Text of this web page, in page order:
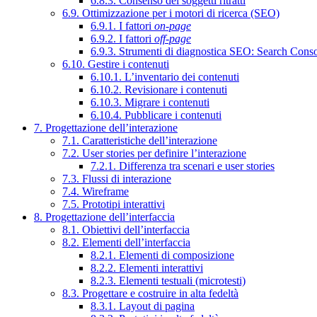
6.9. Ottimizzazione per i motori di ricerca (SEO)
6.9.1. I fattori on-page
6.9.2. I fattori off-page
6.9.3. Strumenti di diagnostica SEO: Search
6.10. Gestire i contenuti
6.10.1. L’inventario dei contenuti
6.10.2. Revisionare i contenuti
6.10.3. Migrare i contenuti
6.10.4. Pubblicare i contenuti
7. Progettazione dell’interazione
7.1. Caratteristiche dell’interazione
7.2. User stories per definire l’interazione
7.2.1. Differenza tra scenari e user stories
7.3. Flussi di interazione
7.4. Wireframe
7.5. Prototipi interattivi
8. Progettazione dell’interfaccia
8.1. Obiettivi dell’interfaccia
8.2. Elementi dell’interfaccia
8.2.1. Elementi di composizione
8.2.2. Elementi interattivi
8.2.3. Elementi testuali (microtesti)
8.3. Progettare e costruire in alta fedeltà
8.3.1. Layout di pagina